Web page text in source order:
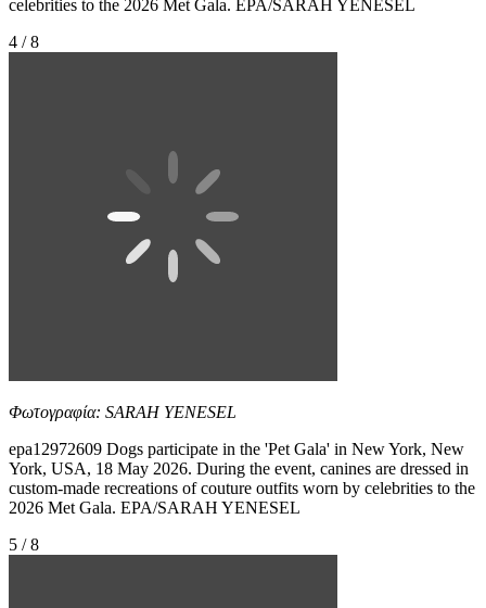
celebrities to the 2026 Met Gala. EPA/SARAH YENESEL
4 / 8
Φωτογραφία: SARAH YENESEL
epa12972609 Dogs participate in the 'Pet Gala' in New York, New
York, USA, 18 May 2026. During the event, canines are dressed in
custom-made recreations of couture outfits worn by celebrities to the
2026 Met Gala. EPA/SARAH YENESEL
5 / 8